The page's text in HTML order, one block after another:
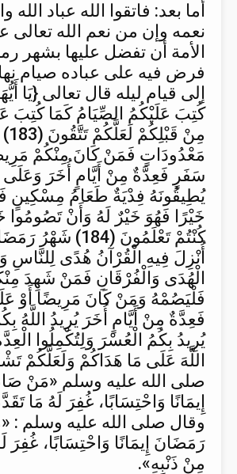
أما بعد: فاتقوا الله عباد
نعمه وإن من نعم الله تعالى
الأمة أن تفضل عليها بشهر
فرض فيه على عباده صيام
إلى قيام ليله قال تعالى {يَا
كُتِبَ عَلَيْكُمُ الصِّيَامُ كَمَا كُتِبَ
مِنْ
مَعْدُودَاتٍ فَمَنْ كَانَ مِنْكُمْ
سَفَرٍ فَعِدَّةٌ مِنْ أَيَّامٍ أُخَرَ وَعَلَى
يُطِيقُونَهُ فِدْيَةٌ طَعَامُ مِسْكِينٍ
خَيْرًا فَهُوَ خَيْرٌ لَهُ وَأَنْ تَصُومُوا
كُنْتُمْ تَعْلَمُونَ (184)
أُنْزِلَ فِيهِ الْقُرْآنُ هُدًى لِلنَّاسِ
الْهُدَى وَالْفُرْقَانِ فَمَنْ شَهِدَ
فَلْيَصُمْهُ وَمَنْ كَانَ مَرِيضًا أَوْ
فَعِدَّةٌ مِنْ أَيَّامٍ أُخَرَ يُرِيدُ اللَّهُ
يُرِيدُ بِكُمُ الْعُسْرَ وَلِتُكْمِلُوا
اللَّهَ عَلَى مَا هَدَاكُمْ وَلَعَلَّكُمْ
صلى الله عليه وسلم «مَنْ
إِيمَانًا وَاحْتِسَابًا، غُفِرَ لَهُ مَا
وقال صلى الله عليه وسلم :
رَمَضَانَ إِيمَانًا وَاحْتِسَابًا، غُفِرَ
مِنْ ذَنْبِهِ».